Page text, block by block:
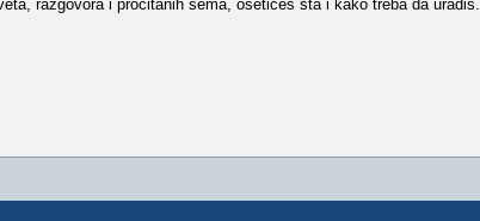
razgovora i pročitanih šema, osetićeš šta i kako treba da uradiš.